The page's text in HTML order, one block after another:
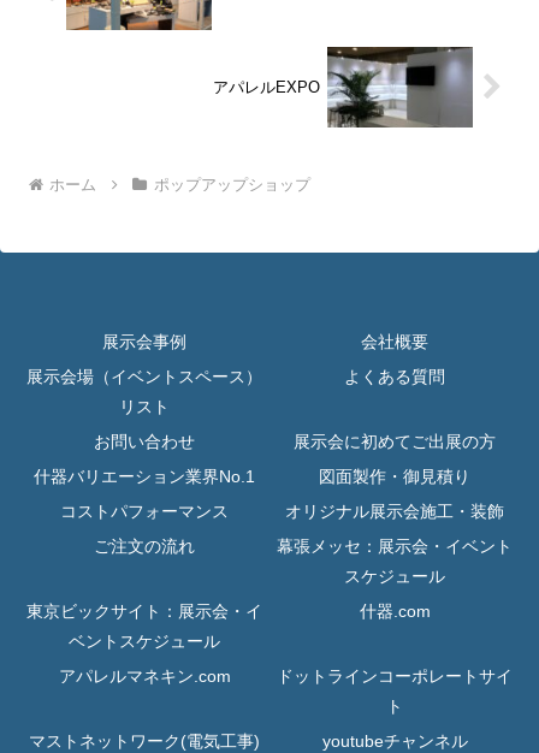
アパレルEXPO
ホーム ポップアップショップ
展示会事例
会社概要
展示会場（イベントスペース）
リスト
よくある質問
お問い合わせ
展示会に初めてご出展の方
什器バリエーション業界No.1
図面製作・御見積り
コストパフォーマンス
オリジナル展示会施工・装飾
ご注文の流れ
幕張メッセ：展示会・イベント
スケジュール
東京ビックサイト：展示会・イ
ベントスケジュール
什器.com
アパレルマネキン.com
ドットラインコーポレートサイ
ト
マストネットワーク(電気工事)
youtubeチャンネル